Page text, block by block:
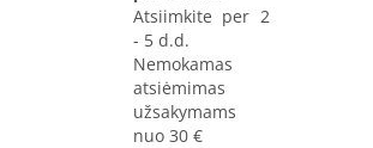
Atsiimkite per 2
- 5 d.d.
Nemokamas
atsiėmimas
užsakymams
nuo 30 €